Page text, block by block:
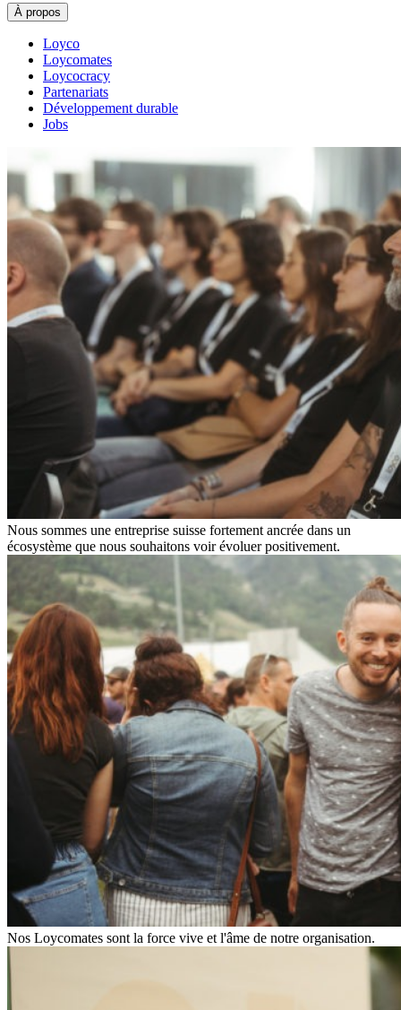
À propos
Loyco
Loycomates
Loycocracy
Partenariats
Développement durable
Jobs
Nous sommes une entreprise suisse fortement ancrée dans un
écosystème que nous souhaitons voir évoluer positivement.
Nos Loycomates sont la force vive et l'âme de notre organisation.